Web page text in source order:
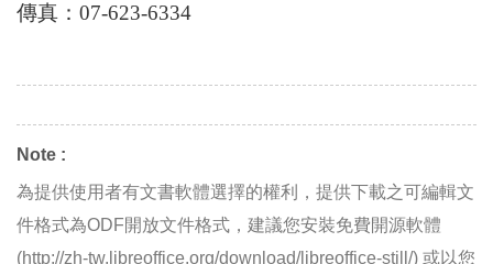
傳真：07-623-6334
Note :
為提供使用者有文書軟體選擇的權利，提供下載之可編輯文
件格式為ODF開放文件格式，建議您安裝免費開源軟體
(http://zh-tw.libreoffice.org/download/libreoffice-still/) 或以您